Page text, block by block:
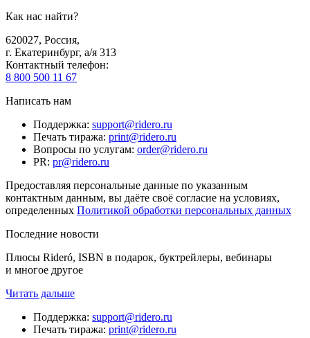
Как нас найти?
620027, Россия,
г. Екатеринбург, а/я 313
Контактный телефон:
8 800 500 11 67
Написать нам
Поддержка: support@ridero.ru
Печать тиража: print@ridero.ru
Вопросы по услугам: order@ridero.ru
PR: pr@ridero.ru
Предоставляя персональные данные по указанным
контактным данным, вы даёте своё согласие на условиях,
определенных Политикой обработки персональных данных
Последние новости
Плюсы Rideró, ISBN в подарок, буктрейлеры, вебинары
и многое другое
Читать дальше
Поддержка: support@ridero.ru
Печать тиража: print@ridero.ru